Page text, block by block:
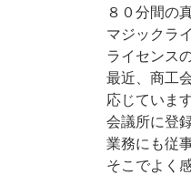
８０分間の
マジックラ
ライセンス
最近、商工
応じていま
会議所に登
業務にも従
そこでよく